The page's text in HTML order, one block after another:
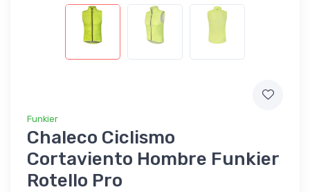
Funkier
Chaleco Ciclismo
Cortaviento Hombre Funkier
Rotello Pro